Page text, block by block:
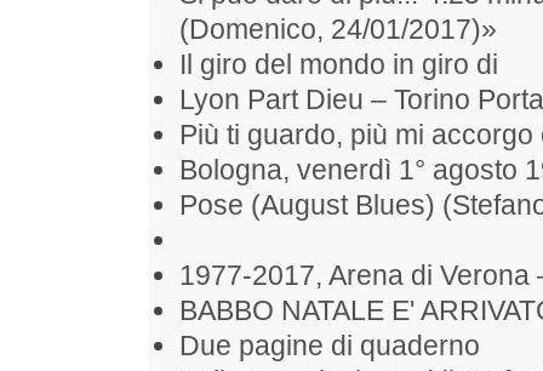
(Domenico, 24/01/2017)»
Il giro del mondo in giro di
Lyon Part Dieu – Torino
Più ti guardo, più mi accorgo
Bologna, venerdì 1° agosto
Pose (August Blues)
1977-2017, Arena di
BABBO NATALE E'
Due pagine di quaderno